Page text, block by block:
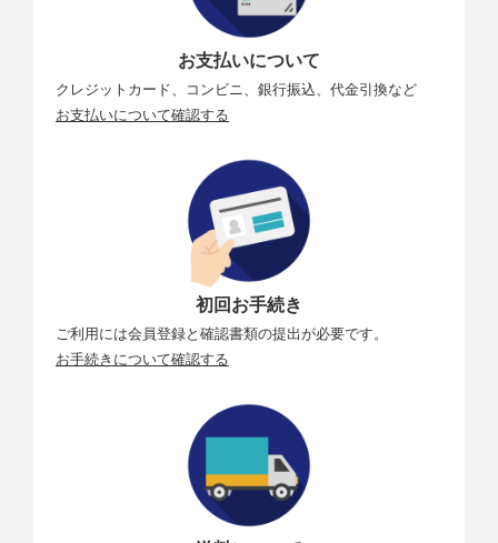
お支払いについて
クレジットカード、コンビニ、銀行振込、代金引換など
お支払いについて確認する
初回お手続き
ご利用には会員登録と確認書類の提出が必要です。
お手続きについて確認する